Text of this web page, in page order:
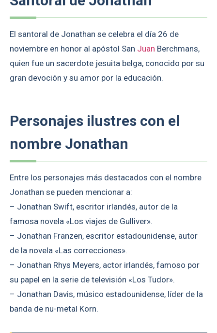
El santoral de Jonathan se celebra el día 26 de
noviembre en honor al apóstol San Juan Berchmans,
quien fue un sacerdote jesuita belga, conocido por su
gran devoción y su amor por la educación.
Personajes ilustres con el
nombre Jonathan
Entre los personajes más destacados con el nombre
Jonathan se pueden mencionar a:
– Jonathan Swift, escritor irlandés, autor de la
famosa novela «Los viajes de Gulliver».
– Jonathan Franzen, escritor estadounidense, autor
de la novela «Las correcciones».
– Jonathan Rhys Meyers, actor irlandés, famoso por
su papel en la serie de televisión «Los Tudor».
– Jonathan Davis, músico estadounidense, líder de la
banda de nu-metal Korn.